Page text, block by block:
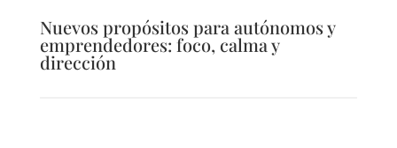
Nuevos propósitos para autónomos y
emprendedores: foco, calma y
dirección